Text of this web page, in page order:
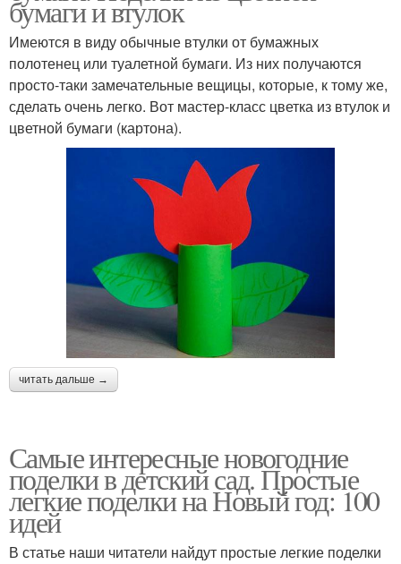
бумаги и втулок
Имеются в виду обычные втулки от бумажных
полотенец или туалетной бумаги. Из них получаются
просто-таки замечательные вещицы, которые, к тому же,
сделать очень легко. Вот мастер-класс цветка из втулок и
цветной бумаги (картона).
читать дальше →
Самые интересные новогодние
поделки в детский сад. Простые
легкие поделки на Новый год: 100
идей
В статье наши читатели найдут простые легкие поделки